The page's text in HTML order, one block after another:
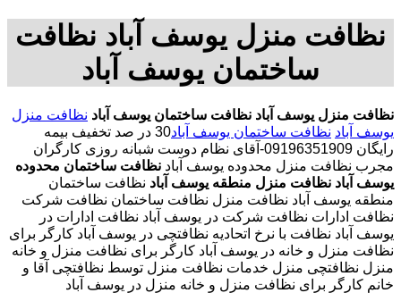
نظافت منزل یوسف آباد نظافت
ساختمان یوسف آباد
نظافت منزل یوسف آباد نظافت ساختمان یوسف آباد نظافت منزل
یوسف آباد نظافت ساختمان یوسف آباد
30 در صد تخفیف بیمه
رایگان 09196351909-آقای نظام دوست شبانه روزی کارگران
مجرب نظافت منزل محدوده یوسف آباد نظافت ساختمان محدوده
یوسف آباد نظافت منزل منطقه یوسف آباد نظافت ساختمان
منطقه یوسف آباد نظافت منزل نظافت ساختمان نظافت شرکت
نظافت ادارات نظافت شرکت در یوسف آباد نظافت ادارات در
یوسف آباد نظافت با نرخ اتحادیه نظافتچی در یوسف آباد کارگر برای
نظافت منزل و خانه در یوسف آباد کارگر برای نظافت منزل و خانه
منزل نظافتچی منزل خدمات نظافت منزل توسط نظافتچی آقا و
خانم کارگر برای نظافت منزل و خانه منزل در یوسف آباد